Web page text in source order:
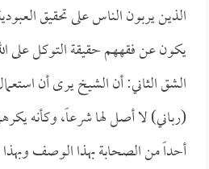
الذين يربون الناس على تحقيق
يكون عن فقههم حقيقة التوكل على
الشق الثاني: أن الشيخ يرى أن
(رباني) لا أصل لها شرعاً، وكأنه
أحداً من الصحابة بهذا الوصف